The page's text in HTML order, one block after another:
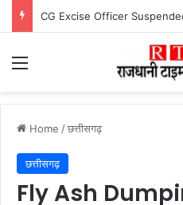
Menu
Home /छत्तीसगढ़
छत्तीसगढ़
Fly Ash